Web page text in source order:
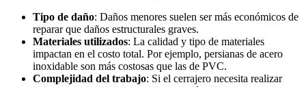
Tipo de daño: Daños menores suelen ser más económicos de
reparar que daños estructurales graves.
Materiales utilizados: La calidad y tipo de materiales
impactan en el costo total. Por ejemplo, persianas de acero
inoxidable son más costosas que las de PVC.
Complejidad del trabajo: Si el cerrajero necesita realizar